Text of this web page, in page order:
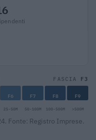
FASCIA F3
F6 F7 F8 F9
25-50M 50-100M 100-500M >500M
Fonte: Registro Imprese.